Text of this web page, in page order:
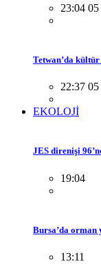
23:04 05
Tetwan’da kültür
22:37 05
EKOLOJİ
JES direnişi
19:04
Bursa’da orman
13:11